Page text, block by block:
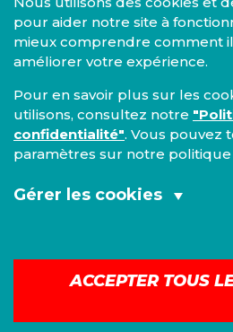
pour aider notre site à
mieux comprendre comment
améliorer votre expérience.
Pour en savoir plus sur les
utilisons, consultez notre
confidentialité". Vous pouvez
paramètres sur notre politique
Gérer les cookies
ACCEPTER TOUS
Centre d'études du PS, l'Institut
consacre à la recherche sur
économique, social, financier,
éthique, juridique et
IEV
1000 Bruxelles